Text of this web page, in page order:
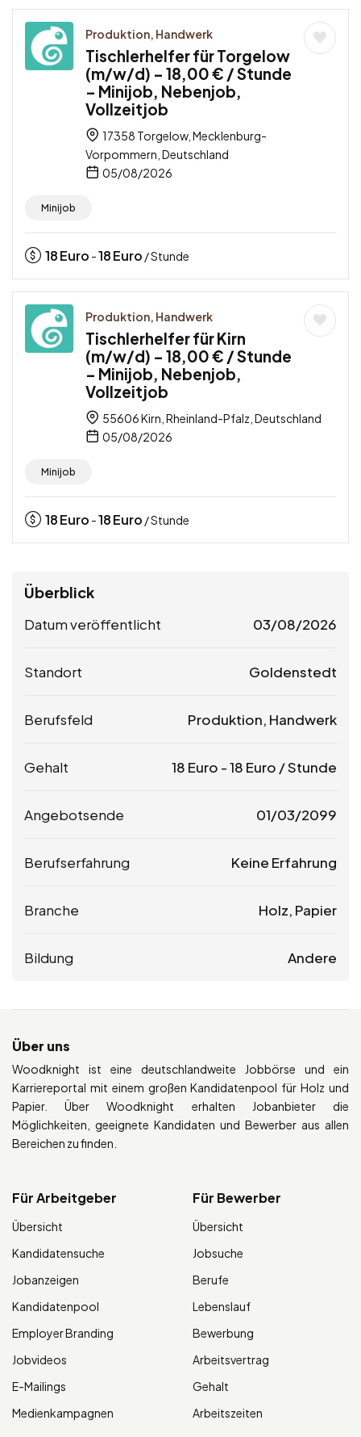
Produktion, Handwerk
Tischlerhelfer für Torgelow
(m/w/d) – 18,00 € / Stunde
– Minijob, Nebenjob,
Vollzeitjob
17358 Torgelow, Mecklenburg-
Vorpommern, Deutschland
05/08/2026
Minijob
18Euro -18Euro / Stunde
Produktion, Handwerk
Tischlerhelfer für Kirn
(m/w/d) – 18,00 € / Stunde
– Minijob, Nebenjob,
Vollzeitjob
55606 Kirn, Rheinland-Pfalz, Deutschland
05/08/2026
Minijob
18Euro -18Euro / Stunde
Überblick
Datum veröffentlicht 03/08/2026
Standort Goldenstedt
Berufsfeld Produktion, Handwerk
Gehalt 18 Euro -18 Euro / Stunde
Angebotsende 01/03/2099
Berufserfahrung Keine Erfahrung
Branche Holz, Papier
Bildung Andere
Über uns
Woodknight ist eine deutschlandweite Jobbörse und ein
Karriereportal mit einem großen Kandidatenpool für Holz und
Papier. Über Woodknight erhalten Jobanbieter die
Möglichkeiten, geeignete Kandidaten und Bewerber aus allen
Bereichen zu finden.
Für Arbeitgeber
Übersicht
Kandidatensuche
Jobanzeigen
Kandidatenpool
Employer Branding
Jobvideos
E-Mailings
Medienkampagnen
Für Bewerber
Übersicht
Jobsuche
Berufe
Lebenslauf
Bewerbung
Arbeitsvertrag
Gehalt
Arbeitszeiten